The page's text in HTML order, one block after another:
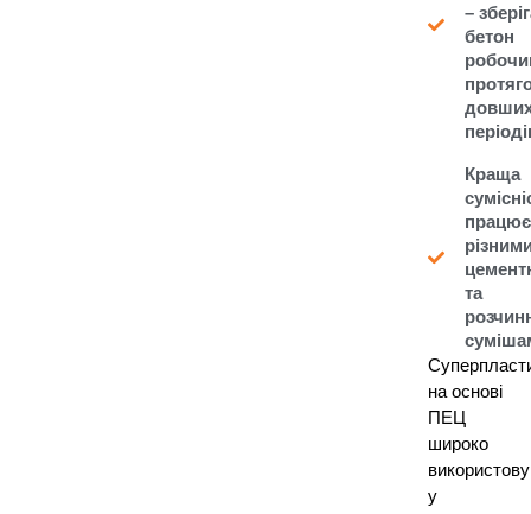
–
бетон
Краща
та
на основі
ПЕЦ
широко
у